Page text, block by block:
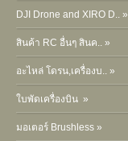
DJI Drone and XIRO D.. »
สินค้า RC อื่นๆ สินค.. »
อะไหล่ โดรน,เครื่องบ.. »
ใบพัดเครื่องบิน »
มอเตอร์ Brushless »